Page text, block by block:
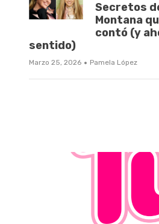
Secretos
Montana
contó (y
sentido)
Marzo 25, 2026 · Pamela López